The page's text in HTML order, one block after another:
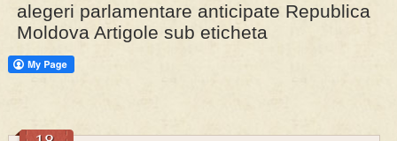
PRESA
alegeri parlamentare anticipate Republica
Moldova Artigole sub eticheta